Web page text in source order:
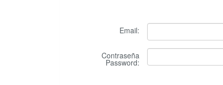
Email:
Contraseña
Password: